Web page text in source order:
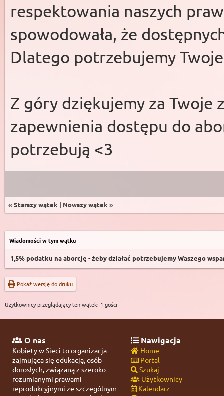
respektowania naszych
spowodowała, że
Dlatego potrzebujemy
Z góry dziękujemy za Twoje
zapewnienia dostępu do
potrzebują <3
« Starszy wątek | Nowszy wątek »
Wiadomości w tym wątku
1,5% podatku na aborcję - żeby działać potrzebujemy Waszego
Pokaż wersję do druku
Użytkownicy przeglądający ten wątek: 1 gości
O nas
Kobiety w Sieci to organizacja
zajmująca się edukacją, osób
dorosłych, związaną z szeroko
rozumianymi prawami
reprodukcyjnymi ze szczególnym
Nawigacja
Home
Portal
Szukaj
Użytkownicy
Kalendarz